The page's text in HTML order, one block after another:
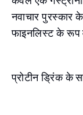
नवाचार पुरस्कार
फाइनलिस्ट के रूप
प्रोटीन ड्रिंक के